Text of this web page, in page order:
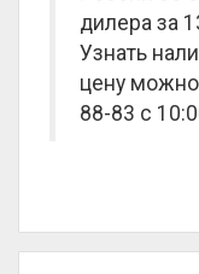
дилера за
Узнать
цену
88-83 с